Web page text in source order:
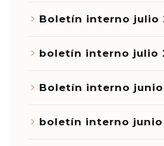
Boletín interno julio
boletín interno julio
Boletín interno junio
boletín interno junio